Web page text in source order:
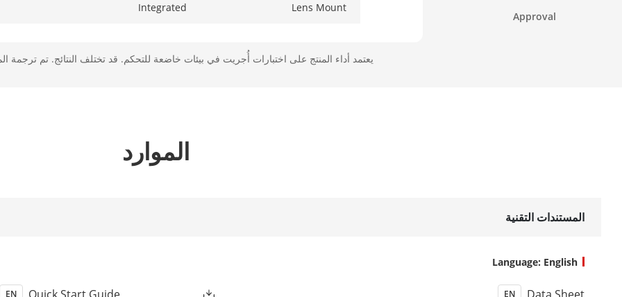
Approval
Lens Mount
Integrated
يعتمد أداء المنتج على اختبارات أُجريت في بيئات خاضعة للتحكم. قد تختلف النتائج. تم ترجمة
الموارد
المستندات التقنية
Language: English
Data Sheet
EN
Quick Start Guide
EN